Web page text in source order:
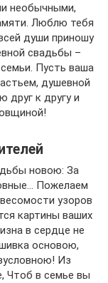
необычными,
Люблю тебя
души приношу
свадьбы –
Пусть ваша
душевной
к другу и
новою: За
Пожелаем
узоров
картины ваших
в сердце не
основою,
Из
Чтоб в семье вы